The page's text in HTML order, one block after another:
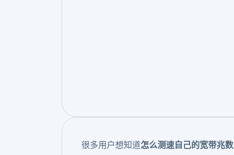
很多用户想知道怎么测速自己的宽带兆数